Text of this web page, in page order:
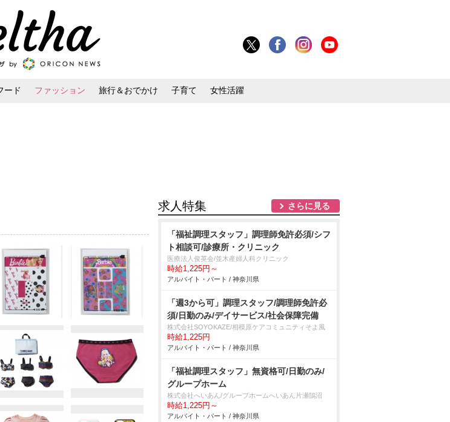
ード ファッション 旅行＆おでかけ 子育て 女性活躍
求人特集 さらに見る
「福祉調理スタッフ」調理師免許必須/シフ
ト相談可/診療所・クリニック
医療法人俊英会/並木産婦人科クリニック
時給1,225円～
アルバイト・パート / 神奈川県
「週3から可」調理スタッフ/調理師免許必
須/日勤のみ/デイサービス/社会保障完備
株式会社SOYOKAZE/相模原ケアコミュニティそよ風
時給1,225円
アルバイト・パート / 神奈川県
「福祉調理スタッフ」無資格可/日勤のみ/
グループホーム
株式会社へいあん/グループホームへいあん片瀬鵠沼
時給1,225円～
アルバイト・パート / 神奈川県